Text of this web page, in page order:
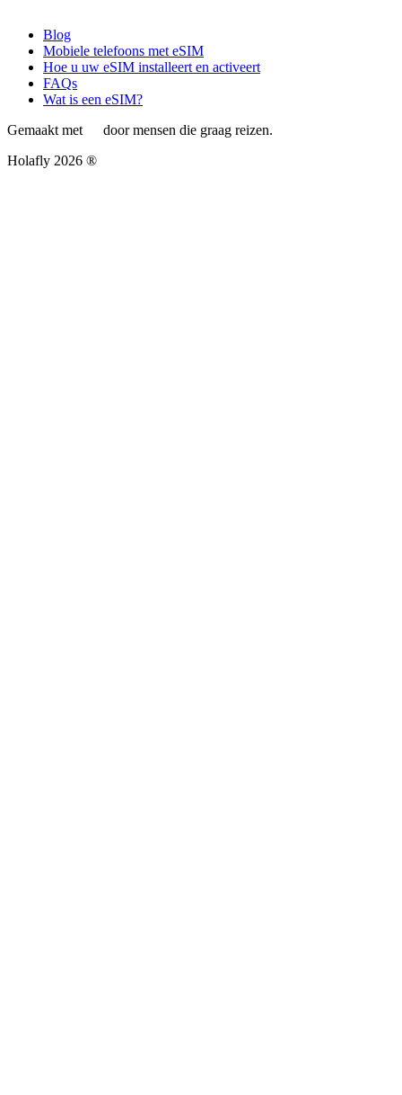
Blog
Mobiele telefoons met eSIM
Hoe u uw eSIM installeert en activeert
FAQs
Wat is een eSIM?
Gemaakt met
door mensen die graag reizen.
Holafly 2026 ®